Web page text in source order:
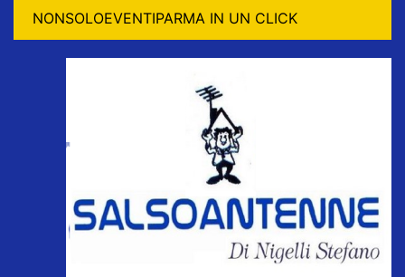
NONSOLOEVENTIPARMA IN UN CLICK